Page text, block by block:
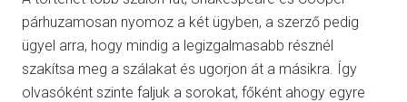
párhuzamosan nyomoz a két ügyben, a szerző pedig
ügyel arra, hogy mindig a legizgalmasabb résznél
szakítsa meg a szálakat és ugorjon át a másikra. Így
olvasóként szinte faljuk a sorokat, főként ahogy egyre